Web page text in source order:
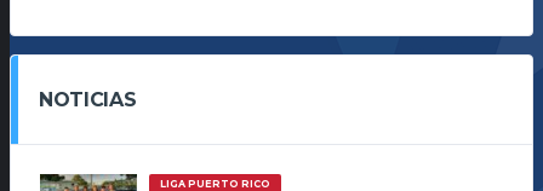
NOTICIAS
LIGA PUERTO RICO